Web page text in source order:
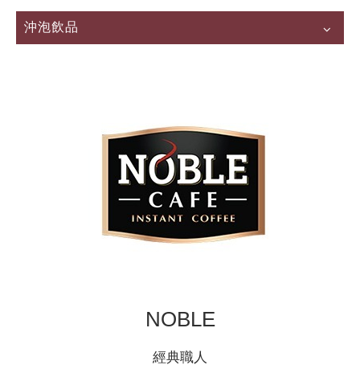
沖泡飲品
NOBLE
經典職人